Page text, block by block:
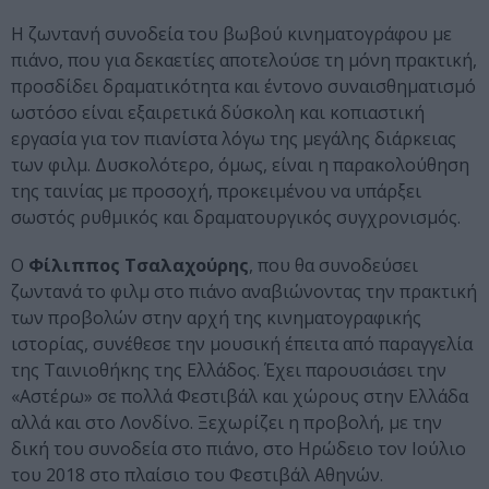
Η ζωντανή συνοδεία του βωβού κινηματογράφου με
πιάνο, που για δεκαετίες αποτελούσε τη μόνη πρακτική,
προσδίδει δραματικότητα και έντονο συναισθηματισμό
ωστόσο είναι εξαιρετικά δύσκολη και κοπιαστική
εργασία για τον πιανίστα λόγω της μεγάλης διάρκειας
των φιλμ. Δυσκολότερο, όμως, είναι η παρακολούθηση
της ταινίας με προσοχή, προκειμένου να υπάρξει
σωστός ρυθμικός και δραματουργικός συγχρονισμός.
Ο Φίλιππος Τσαλαχούρης, που θα συνοδεύσει
ζωντανά το φιλμ στο πιάνο αναβιώνοντας την πρακτική
των προβολών στην αρχή της κινηματογραφικής
ιστορίας, συνέθεσε την μουσική έπειτα από παραγγελία
της Ταινιοθήκης της Ελλάδος. Έχει παρουσιάσει την
«Αστέρω» σε πολλά Φεστιβάλ και χώρους στην Ελλάδα
αλλά και στο Λονδίνο. Ξεχωρίζει η προβολή, με την
δική του συνοδεία στο πιάνο, στο Ηρώδειο τον Ιούλιο
του 2018 στο πλαίσιο του Φεστιβάλ Αθηνών.